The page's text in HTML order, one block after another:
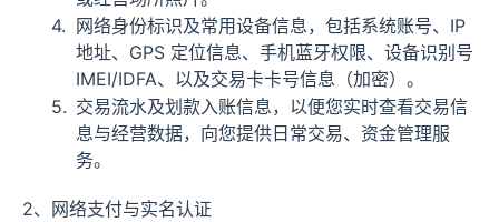
网络身份标识及常用设备信息，包括系统账号、IP
地址、GPS 定位信息、手机蓝牙权限、设备识别号
IMEI/IDFA、以及交易卡卡号信息（加密）。
交易流水及划款入账信息，以便您实时查看交易信
息与经营数据，向您提供日常交易、资金管理服
务。
2、网络支付与实名认证